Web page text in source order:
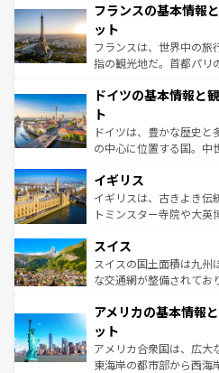
なお、新着のイタリア情
しい。
文化が根付くこの国では
れる闘牛、そして美味し
る。首都マドリードの洗
アートに溢れた街角から
せる。地方によって風土
ンテンツ一覧 を参照して
フランスの基本情報
ット
フランスは、世界中の旅
指の観光地だ。首都パリ
で、幅広い魅力が詰まっ
聖堂、美しいビーチ、そ
から魅了する。また、フ
れ、フランス料理はユネ
香り高いラベンダー畑な
らに、パリ以外の地域
も豊かな歴史と文化が息
を参照してほしい。
ドイツの基本情報と
ト
ドイツは、豊かな歴史
の中心に位置する国。中
顔を持つこの国は、どこ
ルリンの文化的活気、バ
してライン川沿いのワイ
は、お酒好きな人にはぜひ体験
ドイツ情報はコンテンツ
イギリス
イギリスは、古きよき伝
トミンスター寺院や大英
リアごとに異なる魅力が
ティー、ビール好きには
戦など、本場だからこそ
ンツ一覧を参照してほし
スイス
スイスの国土面積は九州
な交通網が整備されてお
の建物がそのまま残る町
博物館もあり、アルプス
ことができる。国民の所
者向けの交通パス提供の
アメリカの基本情報
ット
アメリカ合衆国は、広大
東海岸の都市部から西海